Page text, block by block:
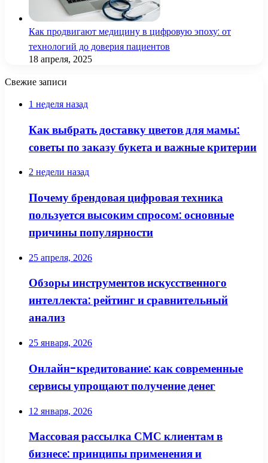
Как продвигают медицину в цифровую эпоху: от
технологий до доверия пациентов
18 апреля, 2025
Свежие записи
1 неделя назад
Как выбрать доставку цветов для мамы:
советы по заказу букета и важные критерии
2 недели назад
Почему брендовая цифровая техника
пользуется высоким спросом: основные
причины популярности
25 апреля, 2026
Обзоры инструментов искусственного
интеллекта: рейтинг и сравнительный
анализ
25 января, 2026
Онлайн-кредитование: как современные
сервисы упрощают получение денег
12 января, 2026
Массовая рассылка СМС клиентам в
бизнесе: принципы применения и